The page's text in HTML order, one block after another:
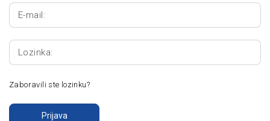
E-mail:
Lozinka:
Zaboravili ste lozinku?
Prijava